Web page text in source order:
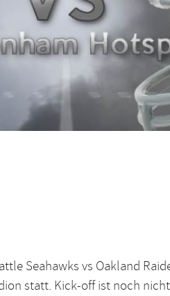
Seahawks vs Oakland
statt. Kick-off ist noch